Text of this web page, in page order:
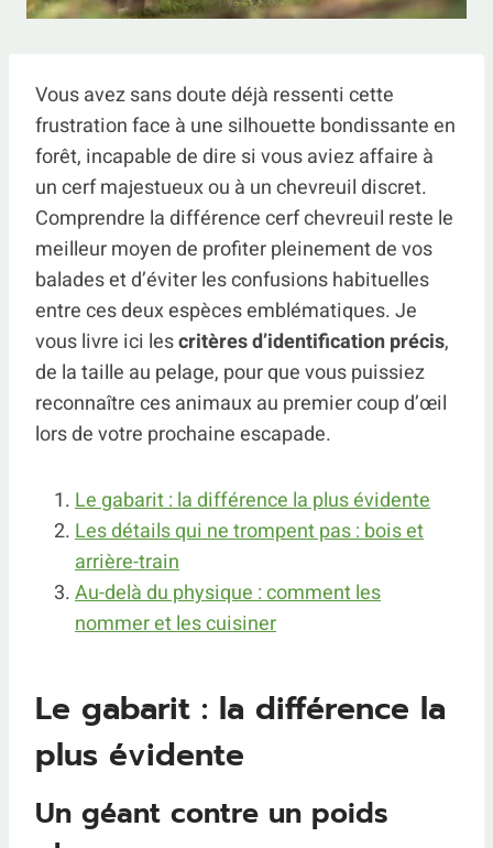
Vous avez sans doute déjà ressenti cette
frustration face à une silhouette bondissante en
forêt, incapable de dire si vous aviez affaire à
un cerf majestueux ou à un chevreuil discret.
Comprendre la différence cerf chevreuil reste le
meilleur moyen de profiter pleinement de vos
balades et d’éviter les confusions habituelles
entre ces deux espèces emblématiques. Je
vous livre ici lescritères d’identification précis,
de la taille au pelage, pour que vous puissiez
reconnaître ces animaux au premier coup d’œil
lors de votre prochaine escapade.
Le gabarit : la différence la plus évidente
Les détails qui ne trompent pas : bois et
arrière-train
Au-delà du physique : comment les
nommer et les cuisiner
Le gabarit : la différence la
plus évidente
Un géant contre un poids